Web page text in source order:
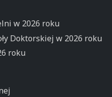
w 2026 roku
Doktorskiej w 2026 roku
roku